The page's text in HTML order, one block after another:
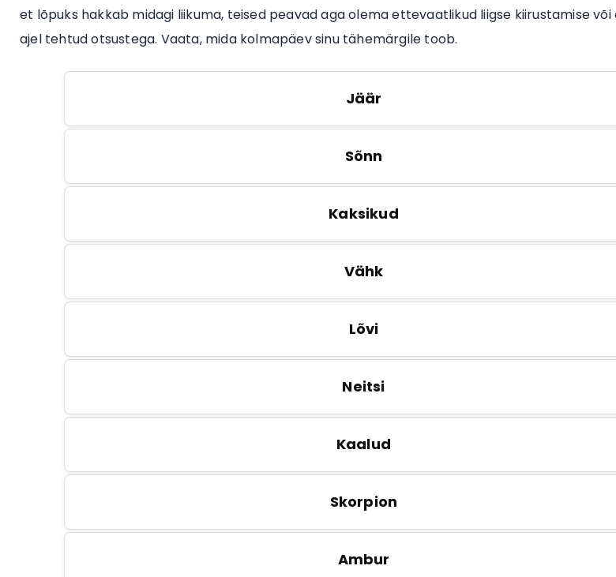
et lõpuks hakkab midagi liikuma, teised peavad aga olema ettevaatlikud liigse kiirustamise
ajel tehtud otsustega. Vaata, mida kolmapäev sinu tähemärgile toob.
Jäär
Sõnn
Kaksikud
Vähk
Lõvi
Neitsi
Kaalud
Skorpion
Ambur